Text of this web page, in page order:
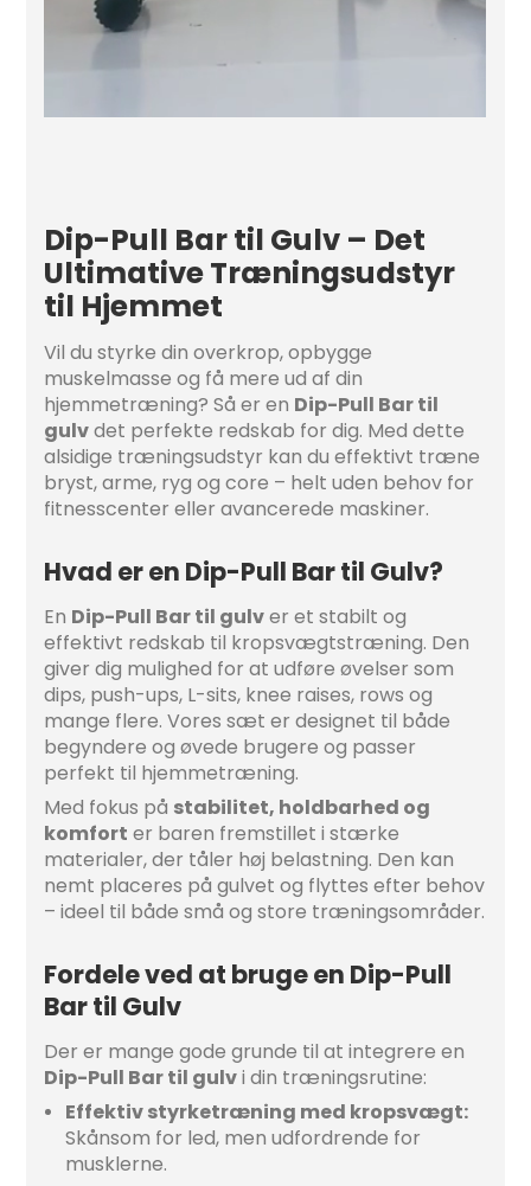
Dip-Pull Bar til Gulv – Det
Ultimative Træningsudstyr
til Hjemmet
Vil du styrke din overkrop, opbygge
muskelmasse og få mere ud af din
hjemmetræning? Så er en Dip-Pull Bar til
gulvdet perfekte redskab for dig. Med dette
alsidige træningsudstyr kan du effektivt træne
bryst, arme, ryg og core – helt uden behov for
fitnesscenter eller avancerede maskiner.
Hvad er en Dip-Pull Bar til Gulv?
En Dip-Pull Bar til gulver et stabilt og
effektivt redskab til kropsvægtstræning. Den
giver dig mulighed for at udføre øvelser som
dips, push-ups, L-sits, knee raises, rows og
mange flere. Vores sæt er designet til både
begyndere og øvede brugere og passer
perfekt til hjemmetræning.
Med fokus på stabilitet, holdbarhed og
komfort er baren fremstillet i stærke
materialer, der tåler høj belastning. Den kan
nemt placeres på gulvet og flyttes efter behov
– ideel til både små og store træningsområder.
Fordele ved at bruge en Dip-Pull
Bar til Gulv
Der er mange gode grunde til at integrere en
Dip-Pull Bar til gulvi din træningsrutine:
Effektiv styrketræning med kropsvægt:
Skånsom for led, men udfordrende for
musklerne.